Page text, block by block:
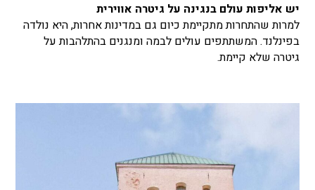
יש אליפות עולם בנגינה על גיטרה אווירית
למרות שהתחרות מתקיימת כיום גם במדינות אחרות, היא נולדה
בפינלנד. המשתתפים עולים לבמה ומנגנים בהתלהבות על
גיטרה שלא קיימת.